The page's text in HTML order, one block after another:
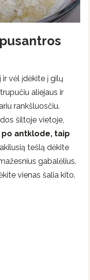
vėl įdėkite į gilų
aliejaus ir
rankšluosčiu.
šiltoje vietoje,
antklode, taip
tešlą dėkite
gabalėlius.
vienas šalia kito.